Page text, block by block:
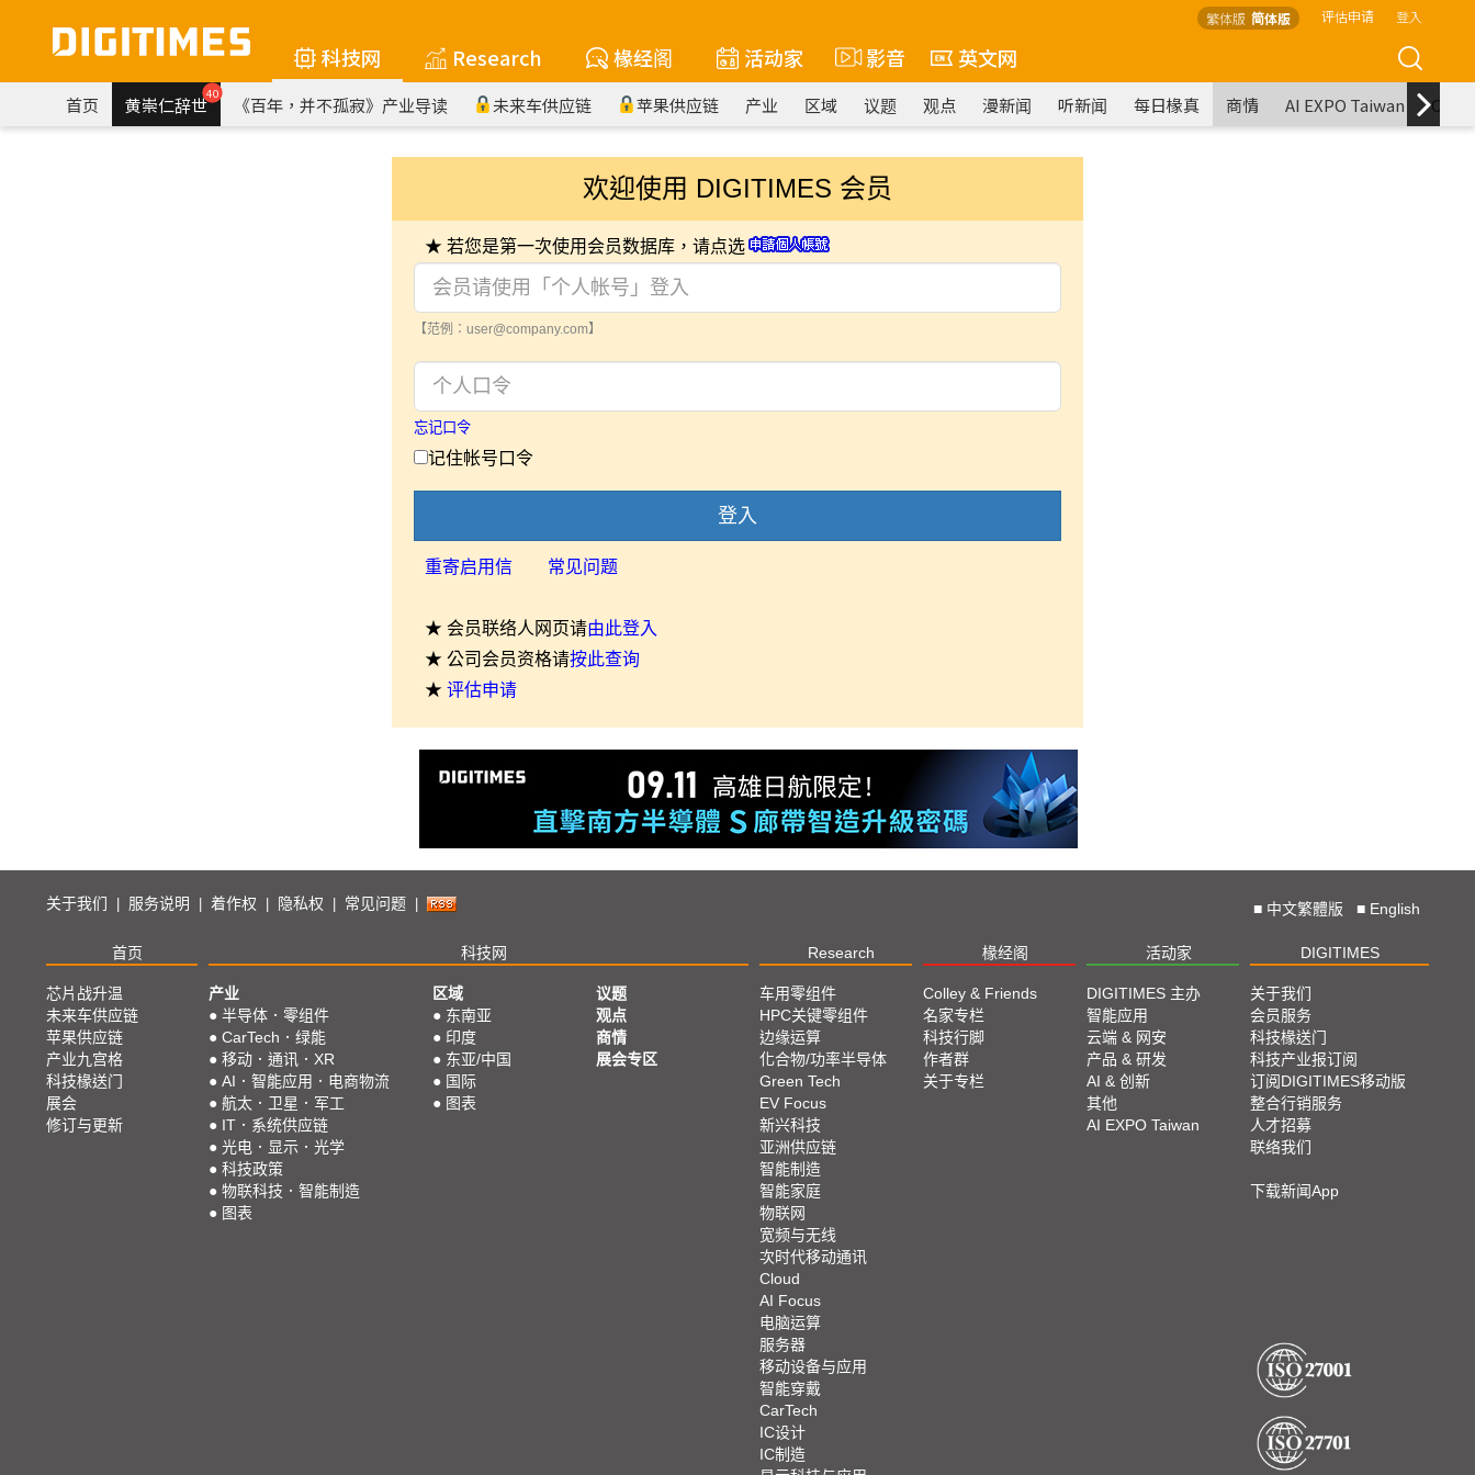
繁体版 简体版 评估申请 登入
科技网 Research 椽经阁 活动家 影音 英文网
首页 黄崇仁辞世40 《百年，并不孤寂》产业导读 未来车供应链 苹果供应链 产业 区域 议题 观点 漫新闻 听新闻 每日椽真 商情 AI EXPO Taiwan
欢迎使用 DIGITIMES 会员
★ 若您是第一次使用会员数据库，请点选
【范例：user@company.com】
忘记口令
记住帐号口令
登入
重寄启用信 常见问题
★ 会员联络人网页请由此登入
★ 公司会员资格请按此查询
★ 评估申请
关于我们 服务说明 着作权 隐私权 常见问题 ■ 中文繁體版 ■ English
首页 科技网 Research 椽经阁 活动家 DIGITIMES
芯片战升温
未来车供应链
苹果供应链
产业九宫格
科技椽送门
展会
修订与更新
产业
● 半导体．零组件
● CarTech．绿能
● 移动．通讯．XR
● AI．智能应用．电商物流
● 航太．卫星．军工
● IT．系统供应链
● 光电．显示．光学
● 科技政策
● 物联科技．智能制造
● 图表
区域
● 东南亚
● 印度
● 东亚/中国
● 国际
● 图表
议题
观点
商情
展会专区
车用零组件
HPC关键零组件
边缘运算
化合物/功率半导体
Green Tech
EV Focus
新兴科技
亚洲供应链
智能制造
智能家庭
物联网
宽频与无线
次时代移动通讯
Cloud
AI Focus
电脑运算
服务器
移动设备与应用
智能穿戴
CarTech
IC设计
IC制造
Colley & Friends
名家专栏
科技行脚
作者群
关于专栏
DIGITIMES 主办
智能应用
云端 & 网安
产品 & 研发
AI & 创新
其他
AI EXPO Taiwan
关于我们
会员服务
科技椽送门
科技产业报订阅
订阅DIGITIMES移动版
整合行销服务
人才招募
联络我们
下载新闻App